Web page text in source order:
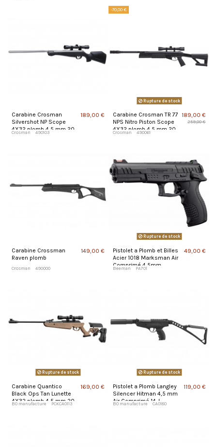
Carabine Crosman
Silvershot NP Scope
4X32 plomb 4,5 mm 20
Crosman 490103
189,00 €
-70,00 €
Rupture de stock
Carabine Crosman TR 77
NPS Nitro Piston Scope
4X32 plomb 4,5 mm 20
Crosman 490061
189,00 €
259,00 €
Carabine Crossman
Raven plomb
Crosman 490000
149,00 €
Rupture de stock
Pistolet a Plomb et Billes
Acier 1018 Marksman Air
Comprimé 4,5mm
Beeman PA701
49,00 €
Rupture de stock
Carabine Quantico
Black Ops Tan Lunette
4X32 plomb 4,5 mm 20
BO manufacture PCKCA0113
169,00 €
Rupture de stock
Pistolet a Plomb Langley
Silencer Hitman 4,5 mm
Air Comprimé 14 J
BO manufacture CA0180
119,00 €